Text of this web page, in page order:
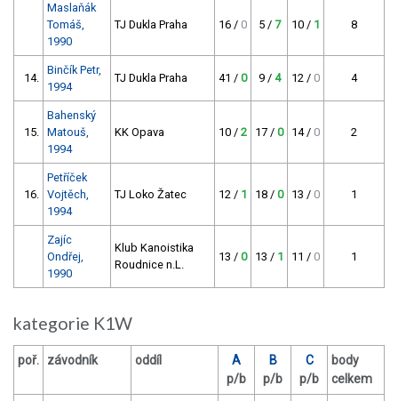
Maslaňák
Tomáš,
1990
TJ Dukla Praha 16 / 0 5 / 7 10 / 1 8
14.
Binčík Petr,
1994
TJ Dukla Praha 41 / 0 9 / 4 12 / 0 4
15.
Bahenský
Matouš,
1994
KK Opava 10 / 2 17 / 0 14 / 0 2
16.
Petříček
Vojtěch,
1994
TJ Loko Žatec 12 / 1 18 / 0 13 / 0 1
Zajíc
Ondřej,
1990
Klub Kanoistika
Roudnice n.L.
13 / 0 13 / 1 11 / 0 1
kategorie K1W
poř. závodník oddíl
A
p/b
B
p/b
C
p/b
body
celkem